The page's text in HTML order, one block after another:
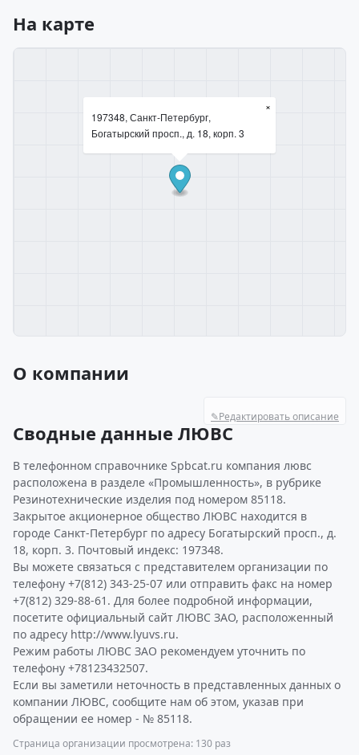
На карте
197348, Санкт-Петербург,
Богатырский просп., д. 18, корп. 3
×
О компании
✎Редактировать описание
Сводные данные ЛЮВС
В телефонном справочнике Spbcat.ru компания лювс
расположена в разделе «Промышленность», в рубрике
Резинотехнические изделия под номером 85118.
Закрытое акционерное общество ЛЮВС находится в
городе Санкт-Петербург по адресу Богатырский просп., д.
18, корп. 3. Почтовый индекс: 197348.
Вы можете связаться с представителем организации по
телефону +7(812) 343-25-07 или отправить факс на номер
+7(812) 329-88-61. Для более подробной информации,
посетите официальный сайт ЛЮВС ЗАО, расположенный
по адресу http://www.lyuvs.ru.
Режим работы ЛЮВС ЗАО рекомендуем уточнить по
телефону +78123432507.
Если вы заметили неточность в представленных данных о
компании ЛЮВС, сообщите нам об этом, указав при
обращении ее номер - № 85118.
Страница организации просмотрена: 130 раз